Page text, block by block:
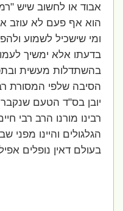
אבוד או לחשוב שיש
הוא אף פעם לא עוזב
ומי שישכיל לשמוע
בדעתו אלא ימשיך לעמוד
בהשתדלות מעשית
הסיבה שלפי המסורת
יובן בס"ד הטעם שנקבר
רבינו מורנו הרב רבי
הגלגולים והיינו מפני
בעולם דאין נופלים